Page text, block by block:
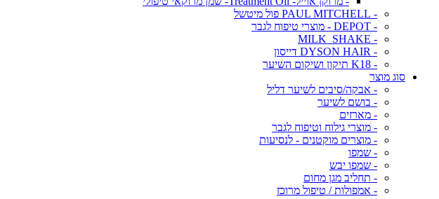
- PAUL MITCHELL פול מיטשל
- DEPOT - מוצרי טיפוח לגבר
- MILK_SHAKE
- DYSON HAIR דייסון
- K18 תיקון ושיקום השיער
סוג מוצר
- אבקה/סיבים לשיער דליל
- בושם לשיער
- מארזים
- מוצרי גילוח וטיפוח לגבר
- מוצרים מוקטנים - לנסיעות
- שמפו
- שמפו יבש
- תחליב מגן מחום
- אמפולות / טיפול מרוכז